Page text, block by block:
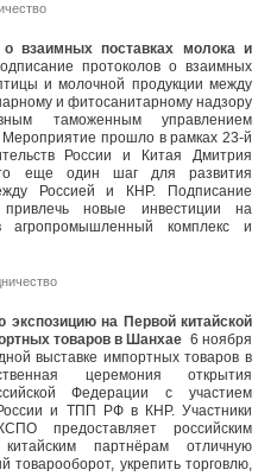
взаимных поставках молока и
протоколов о взаимных
и молочной продукции между
и фитосанитарному надзору
таможенным управлением
Мероприятие прошло в рамках 23-й
России и Китая Дмитрия
еще один шаг для развития
Россией и КНР. Подписание
новые инвестиции на
агропромышленный комплекс и
экспозицию на Первой китайской
товаров в Шанхае 6 ноября
выставке импортных товаров в
церемония открытия
Федерации с участием
и ТПП РФ в КНР. Участники
предоставляет российским
партнёрам отличную
товарооборот, укрепить торговлю,